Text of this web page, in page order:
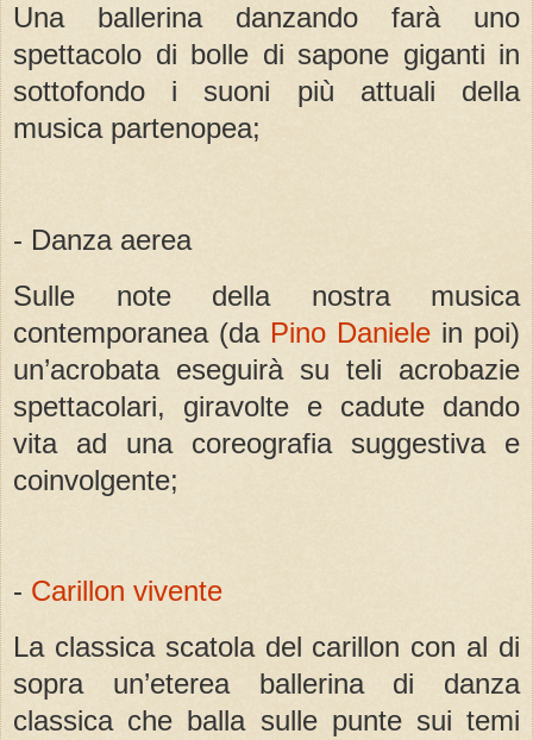
Una ballerina danzando farà uno
spettacolo di bolle di sapone giganti in
sottofondo i suoni più attuali della
musica partenopea;
- Danza aerea
Sulle note della nostra musica
contemporanea (da Pino Daniele in poi)
un’acrobata eseguirà su teli acrobazie
spettacolari, giravolte e cadute dando
vita ad una coreografia suggestiva e
coinvolgente;
- Carillon vivente
La classica scatola del carillon con al di
sopra un’eterea ballerina di danza
classica che balla sulle punte sui temi